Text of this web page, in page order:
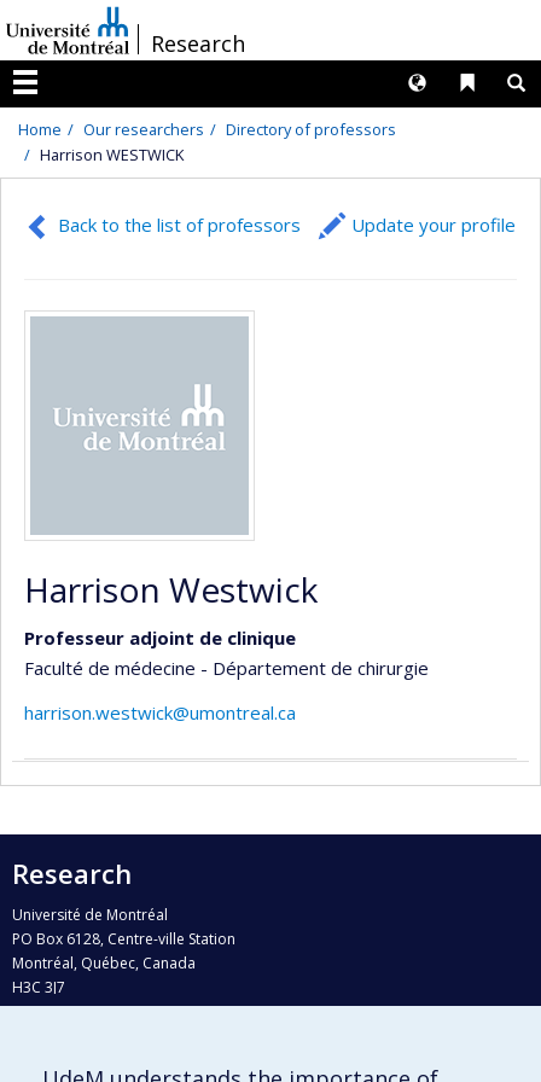
au
contenu
/Research
Menu
Liens
Langues
Home Our researchers
Directory of professors
Harrison WESTWICK
Back to the list of professors Update your profile
Harrison Westwick
Professeur adjoint de clinique
Faculté de médecine - Département de chirurgie
harrison.westwick@umontreal.ca
Research
Université de Montréal
PO Box 6128, Centre-ville Station
Montréal, Québec, Canada
H3C 3J7